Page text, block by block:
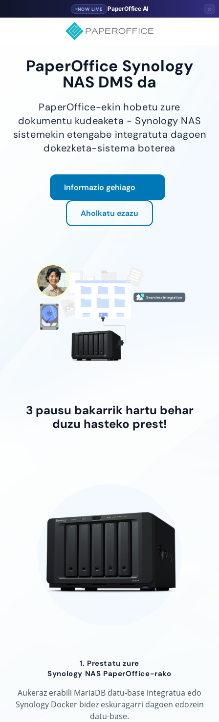
NOW LIVE PaperOffice AI ×
PaperOffice Synology
NAS DMS da
PaperOffice-ekin hobetu zure
dokumentu kudeaketa - Synology NAS
sistemekin etengabe integratuta dagoen
dokezketa-sistema boterea
Informazio gehiago
Aholkatu ezazu
3 pausu bakarrik hartu behar
duzu hasteko prest!
1. Prestatu zure
Synology NAS PaperOffice-rako
Aukeraz erabili MariaDB datu-base integratua edo
Synology Docker bidez eskuragarri dagoen edozein
datu-base.